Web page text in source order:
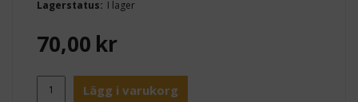
Lagerstatus: I lager
70,00 kr
Lägg i varukorg